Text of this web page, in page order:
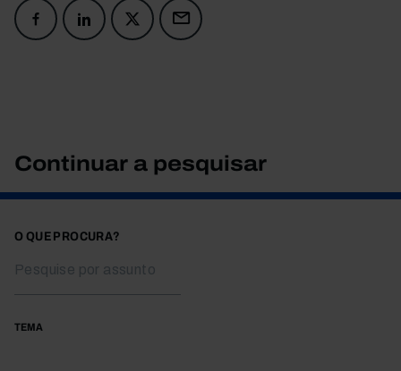
Continuar a pesquisar
O QUE PROCURA?
TEMA